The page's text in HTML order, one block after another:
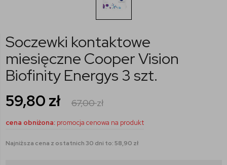
Soczewki kontaktowe
miesięczne Cooper Vision
Biofinity Energys 3 szt.
59,80 zł 67,00zł
cena obniżona: promocja cenowa na produkt
Najniższa cena z ostatnich 30 dni to: 58,90 zł